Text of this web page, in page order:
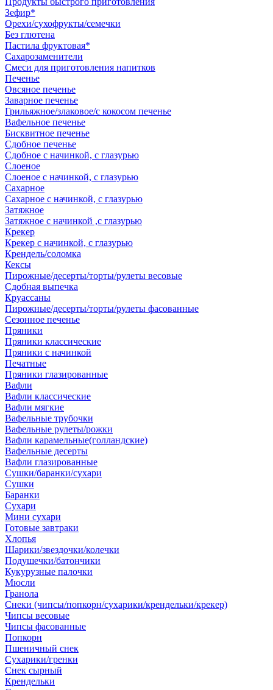
Зефир*
Орехи/сухофрукты/семечки
Без глютена
Пастила фруктовая*
Сахарозаменители
Смеси для приготовления напитков
Печенье
Овсяное печенье
Заварное печенье
Грильяжное/злаковое/с кокосом печенье
Вафельное печенье
Бисквитное печенье
Сдобное печенье
Сдобное с начинкой, с глазурью
Слоеное
Слоеное с начинкой, с глазурью
Сахарное
Сахарное с начинкой, с глазурью
Затяжное
Затяжное с начинкой ,с глазурью
Крекер
Крекер с начинкой, с глазурью
Крендель/соломка
Кексы
Пирожные/десерты/торты/рулеты весовые
Сдобная выпечка
Круассаны
Пирожные/десерты/торты/рулеты фасованные
Сезонное печенье
Пряники
Пряники классические
Пряники с начинкой
Печатные
Пряники глазированные
Вафли
Вафли классические
Вафли мягкие
Вафельные трубочки
Вафельные рулеты/рожки
Вафли карамельные(голландские)
Вафельные десерты
Вафли глазированные
Сушки/баранки/сухари
Сушки
Баранки
Сухари
Мини сухари
Готовые завтраки
Хлопья
Шарики/звездочки/колечки
Подушечки/батончики
Кукурузные палочки
Мюсли
Гранола
Снеки (чипсы/попкорн/сухарики/крендельки/крекер)
Чипсы весовые
Чипсы фасованные
Попкорн
Пшеничный снек
Сухарики/гренки
Снек сырный
Крендельки